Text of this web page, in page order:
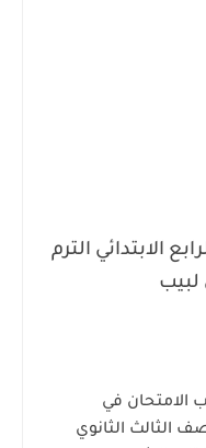
الابتدائي الترم
الامتحان في
الثالث الثانوي